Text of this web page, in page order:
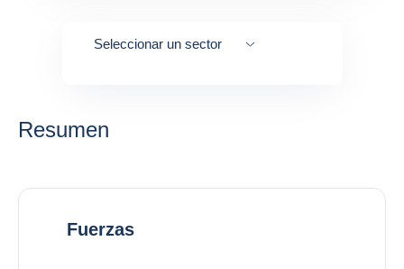
Seleccionar un sector
Resumen
Fuerzas